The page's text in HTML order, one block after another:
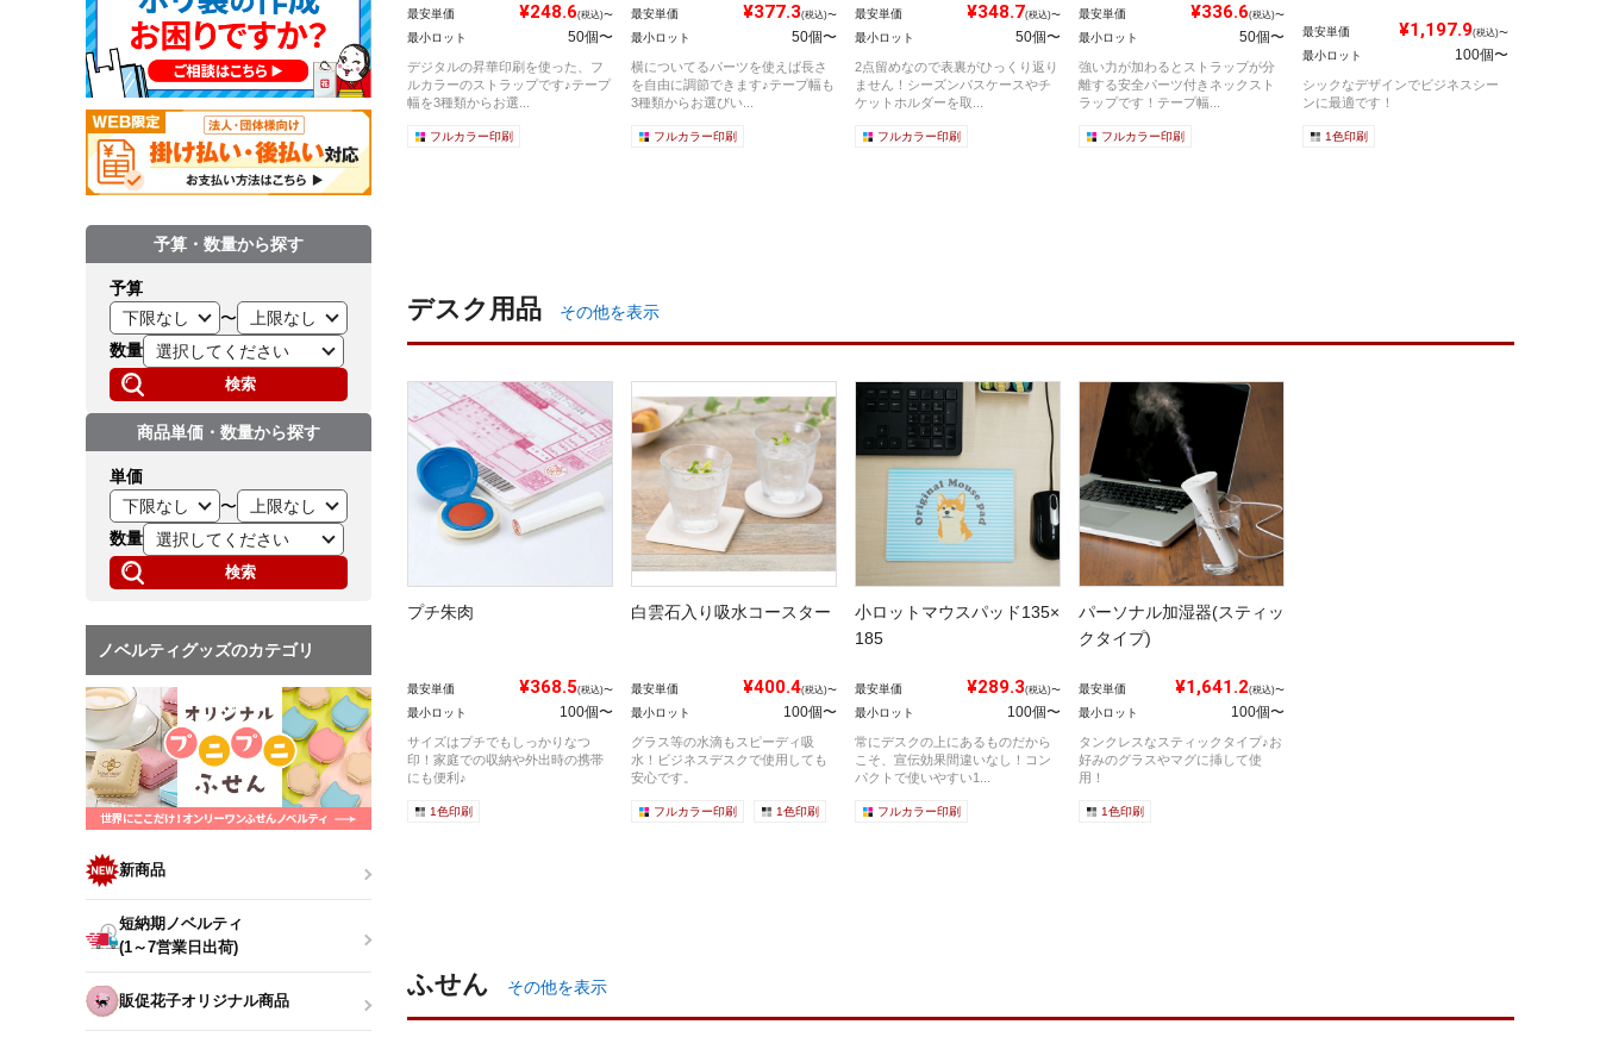
最安単価 ¥248.6(税込)〜
最小ロット 50個〜
デジタルの昇華印刷を使った、フ
ルカラーのストラップです♪テープ
幅を3種類からお選...
フルカラー印刷
最安単価 ¥377.3(税込)〜
最小ロット 50個〜
横についてるパーツを使えば長さ
を自由に調節できます♪テープ幅も
3種類からお選びい...
フルカラー印刷
最安単価 ¥348.7(税込)〜
最小ロット 50個〜
2点留めなので表裏がひっくり返り
ません！シーズンパスケースやチ
ケットホルダーを取...
フルカラー印刷
最安単価 ¥336.6(税込)〜
最小ロット 50個〜
強い力が加わるとストラップが分
離する安全パーツ付きネックスト
ラップです！テープ幅...
フルカラー印刷
最安単価 ¥1,197.9(税込)〜
最小ロット 100個〜
シックなデザインでビジネスシー
ンに最適です！
1色印刷
デスク用品 その他を表示
プチ朱肉
最安単価 ¥368.5(税込)〜
最小ロット 100個〜
サイズはプチでもしっかりなつ
印！家庭での収納や外出時の携帯
にも便利♪
1色印刷
白雲石入り吸水コースター
最安単価 ¥400.4(税込)〜
最小ロット 100個〜
グラス等の水滴もスピーディ吸
水！ビジネスデスクで使用しても
安心です。
フルカラー印刷 1色印刷
小ロットマウスパッド135×
185
最安単価 ¥289.3(税込)〜
最小ロット 100個〜
常にデスクの上にあるものだから
こそ、宣伝効果間違いなし！コン
パクトで使いやすい1...
フルカラー印刷
パーソナル加湿器(スティッ
クタイプ)
最安単価 ¥1,641.2(税込)〜
最小ロット 100個〜
タンクレスなスティックタイプ♪お
好みのグラスやマグに挿して使
用！
1色印刷
ふせん その他を表示
予算・数量から探す
予算
〜
数量
検索
商品単価・数量から探す
単価
〜
数量
検索
ノベルティグッズのカテゴリ
新商品
短納期ノベルティ
(1～7営業日出荷)
販促花子オリジナル商品